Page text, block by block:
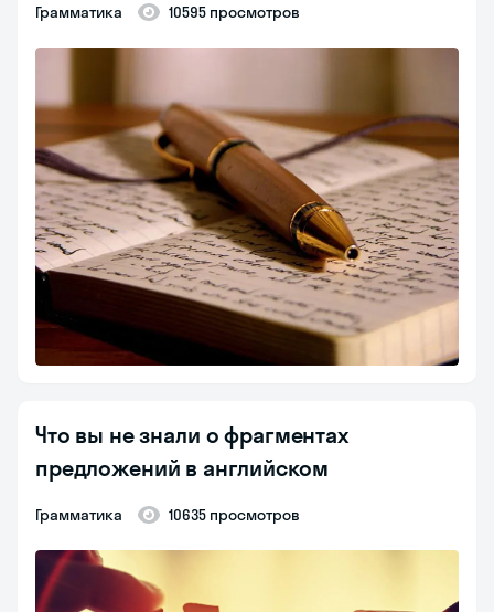
Грамматика 10595 просмотров
Что вы не знали о фрагментах
предложений в английском
Грамматика 10635 просмотров